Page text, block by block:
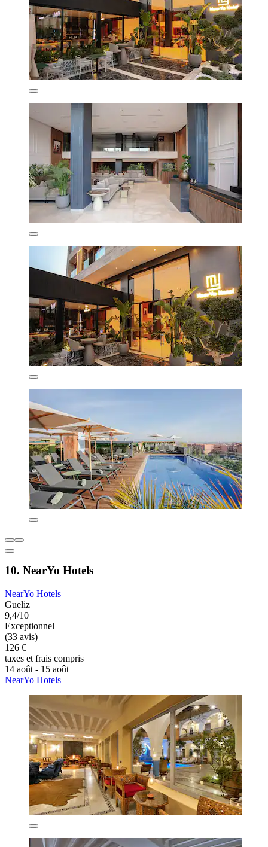
10. NearYo Hotels
NearYo Hotels
Gueliz
9,4/10
Exceptionnel
(33 avis)
126 €
taxes et frais compris
14 août - 15 août
NearYo Hotels